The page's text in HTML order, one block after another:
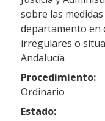
sobre las
departamento en
irregulares o
Andalucía
Procedimiento:
Ordinario
Estado: